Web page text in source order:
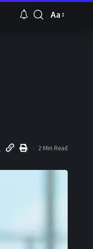
Font
Aa
2 Min Read